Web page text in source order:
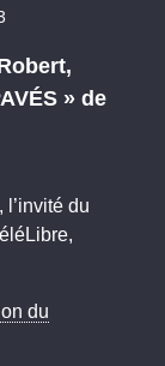
» de
du
du